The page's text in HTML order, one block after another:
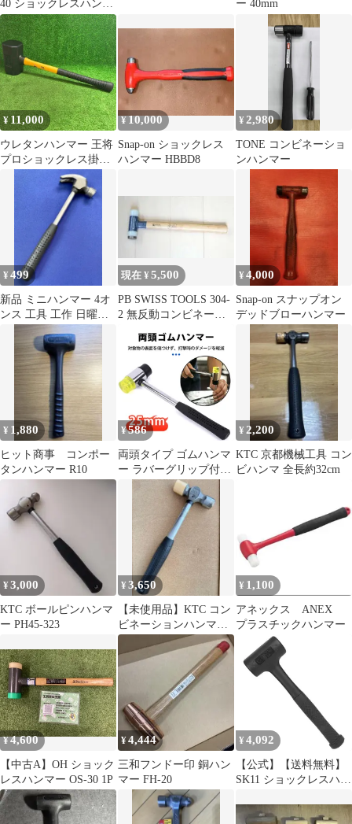
40 ショックレスハンマ
ー 40mm ドイツ製
ー 40mm
¥ 11,000
ウレタンハンマー 王将
プロショックレス掛矢
¥10,000
Snap-on ショックレス
ハンマー HBBD8
¥ 2,980
TONE コンビネーショ
ンハンマー
¥499
新品 ミニハンマー 4オ
ンス 工具 工作 日曜大
現在 ¥5,500
PB SWISS TOOLS 304-
2 無反動コンビネーシ
¥4,000
Snap-on スナップオン
デッドブローハンマー
¥ 1,880
ヒット商事 コンポー
タンハンマー R10
¥586
両頭タイプ ゴムハンマ
ー ラバーグリップ付き
ショックレスハンマー
DIY工具 タイル設置 水
道工事 家具組立用
25mm
¥ 2,200
KTC 京都機械工具 コン
ビハンマ 全長約32cm
¥3,000
KTC ボールピンハンマ
ー PH45-323
¥3,650
【未使用品】KTC コン
ビネーションハンマ
ー UD7-10
¥ 1,100
アネックス ANEX
プラスチックハンマー
¥4,600
【中古A】OH ショック
レスハンマー OS-30 1P
¥4,444
三和フンドー印 銅ハン
マー FH-20
¥ 4,092
【公式】【送料無料】
SK11 ショックレスハン
直送品】